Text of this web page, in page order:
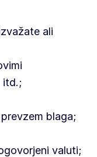
ali
itd.;
blaga;
valuti;